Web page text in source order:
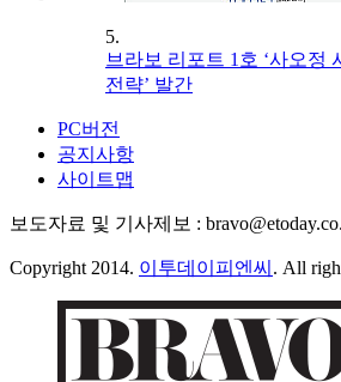
5.
브라보 리포트 1호 ‘사오정
전략’ 발간
PC버전
공지사항
사이트맵
보도자료 및 기사제보 :
Copyright 2014. 이투데이피엔씨 . All